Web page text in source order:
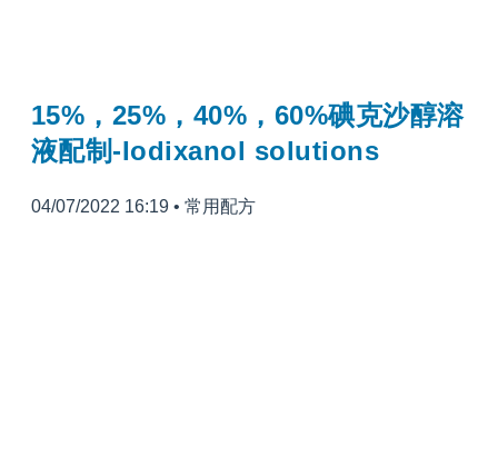
15%，25%，40%，60%碘克沙醇溶
液配制-Iodixanol solutions
04/07/2022 16:19 • 常用配方